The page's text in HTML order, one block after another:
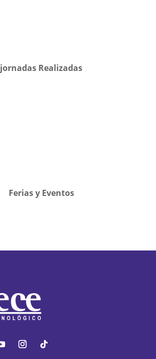
jornadas Realizadas
Ferias y Eventos